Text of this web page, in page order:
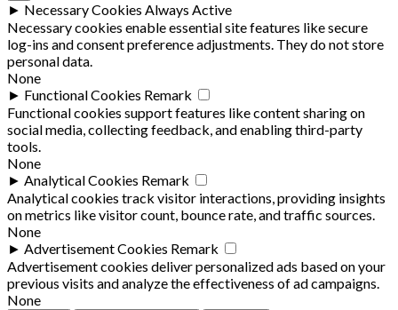
► Necessary Cookies Always Active
Necessary cookies enable essential site features like secure
log-ins and consent preference adjustments. They do not store
personal data.
None
► Functional Cookies Remark
Functional cookies support features like content sharing on
social media, collecting feedback, and enabling third-party
tools.
None
► Analytical Cookies Remark
Analytical cookies track visitor interactions, providing insights
on metrics like visitor count, bounce rate, and traffic sources.
None
► Advertisement Cookies Remark
Advertisement cookies deliver personalized ads based on your
previous visits and analyze the effectiveness of ad campaigns.
None